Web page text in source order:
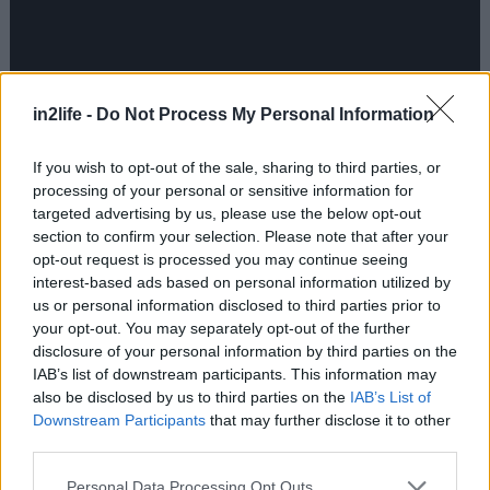
in2life - Do Not Process My Personal Information
If you wish to opt-out of the sale, sharing to third parties, or
processing of your personal or sensitive information for
targeted advertising by us, please use the below opt-out
section to confirm your selection. Please note that after your
opt-out request is processed you may continue seeing
interest-based ads based on personal information utilized by
us or personal information disclosed to third parties prior to
your opt-out. You may separately opt-out of the further
disclosure of your personal information by third parties on the
IAB’s list of downstream participants. This information may
also be disclosed by us to third parties on the IAB’s List of
Downstream Participants that may further disclose it to other
Please note that this website/app uses one or more Google
Personal Data Processing Opt Outs
Ερμηνεύουν
Σκάρλετ Ο΄ Χάρα: Λένα Παπαληγούρα
Ρετ Μπάτλερ: Ορέστης Τζιόβας / Κωνσταντίνος
Καβακιώτης (διπλή διανομή)
Άσλεϋ: Όμηρος Πουλάκης
Τζέραλντ: Γεράσιμος Γεννατάς